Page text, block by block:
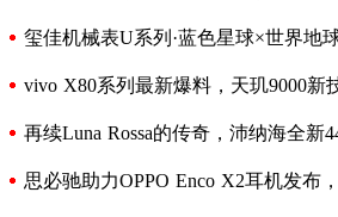
玺佳机械表U系列·蓝色星球×世界地
vivo X80系列最新爆料，天玑9000新
再续Luna Rossa的传奇，沛纳海全新
思必驰助力OPPO Enco X2耳机发布